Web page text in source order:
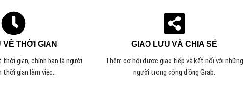
VỀ THỜI GIAN
thời gian, chính bạn là người
thời gian làm việc..
GIAO LƯU VÀ CHIA SẺ
Thêm cơ hội được giao tiếp và kết nối với những
người trong cộng đồng Grab.